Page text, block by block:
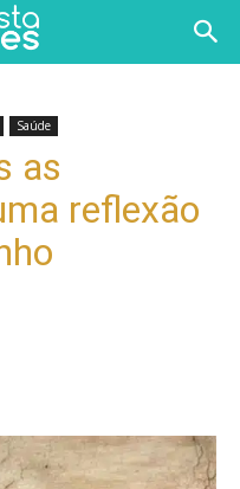
Saúde
as
reflexão